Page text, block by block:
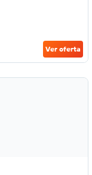
Ver oferta